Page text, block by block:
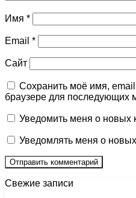
Имя *
Email *
Сайт
Сохранить моё имя,
браузере для последующих
Уведомить меня о новых
Уведомлять меня о
Свежие записи